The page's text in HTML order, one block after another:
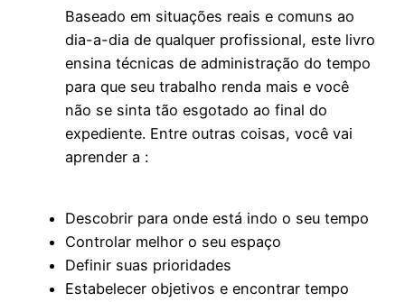
Baseado em situações reais e comuns ao
dia-a-dia de qualquer profissional, este livro
ensina técnicas de administração do tempo
para que seu trabalho renda mais e você
não se sinta tão esgotado ao final do
expediente. Entre outras coisas, você vai
aprender a :
Descobrir para onde está indo o seu tempo
Controlar melhor o seu espaço
Definir suas prioridades
Estabelecer objetivos e encontrar tempo